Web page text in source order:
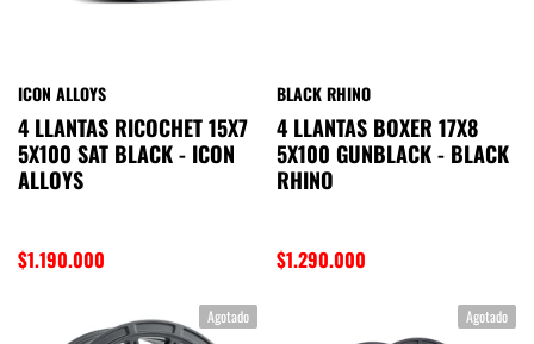
ICON ALLOYS
4 LLANTAS RICOCHET 15X7
5X100 SAT BLACK - ICON
ALLOYS
$1.190.000
BLACK RHINO
4 LLANTAS BOXER 17X8
5X100 GUNBLACK - BLACK
RHINO
$1.290.000
Agotado Agotado